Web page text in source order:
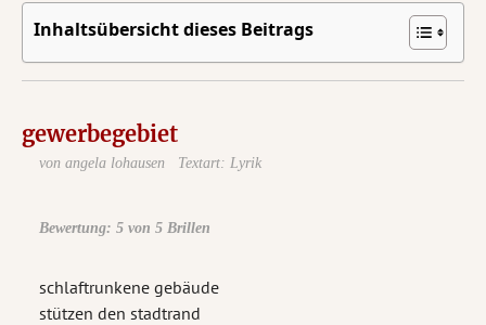
Inhaltsübersicht dieses Beitrags
gewerbegebiet
von angela lohausen Textart: Lyrik
Bewertung: 5 von 5 Brillen
schlaftrunkene gebäude
stützen den stadtrand